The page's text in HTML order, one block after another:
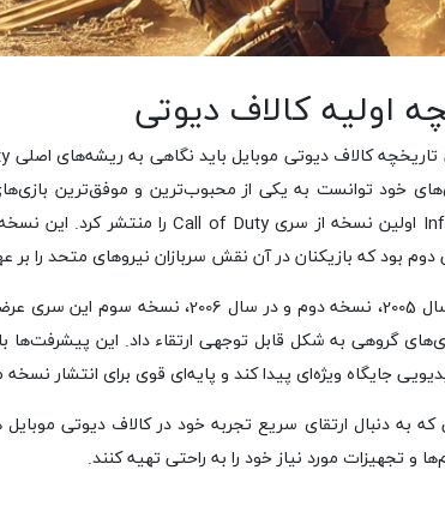
اولیه کالاف دیوتی
بود که بازیکنان در آن نقش سربازان نیروهای متحد را بر
سپس در سال 2005، نسخه دوم و در سال
جایگاه ویژه‌ای پیدا کند و پایه‌ای قوی برای انتشار نسخه موبایل در
که به دنبال ارتقای سریع تجربه خود در کالاف دیوتی
و تجهیزات مورد نیاز خود را به راحتی تهیه کنند.